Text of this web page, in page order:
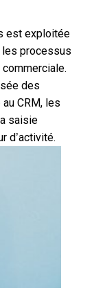
est exploitée
les processus
des
CRM, les
saisie
d’activité.